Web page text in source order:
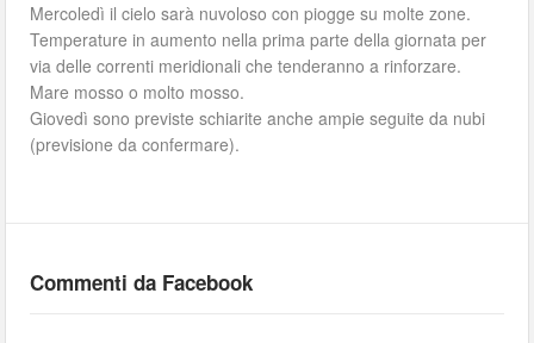
Mercoledì il cielo sarà nuvoloso con piogge su molte zone.
Temperature in aumento nella prima parte della giornata per
via delle correnti meridionali che tenderanno a rinforzare.
Mare mosso o molto mosso.
Giovedì sono previste schiarite anche ampie seguite da nubi
(previsione da confermare).
Commenti da Facebook